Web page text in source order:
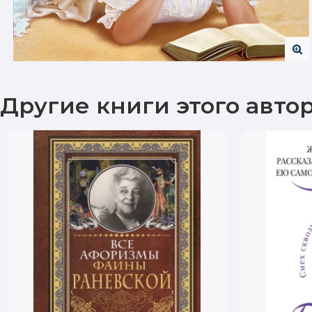
Другие книги этого